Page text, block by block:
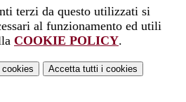
terzi da questo utilizzati si
al funzionamento ed utili
COOKIE POLICY.
cookies Accetta tutti i cookies